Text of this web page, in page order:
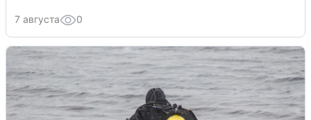
7 августа 0